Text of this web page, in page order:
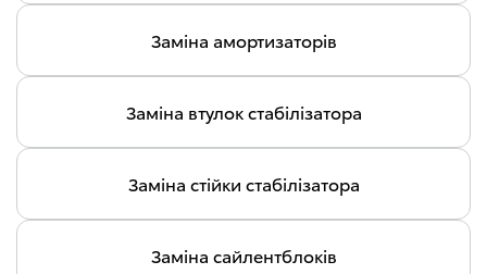
Заміна амортизаторів
Заміна втулок стабілізатора
Заміна стійки стабілізатора
Заміна сайлентблоків